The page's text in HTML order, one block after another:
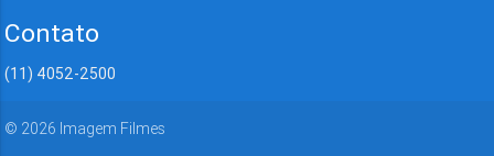
Contato
(11) 4052-2500
© 2026 Imagem Filmes